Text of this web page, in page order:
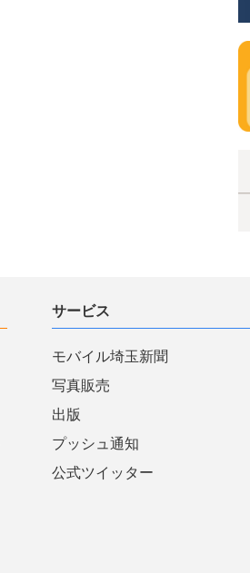
サービス
モバイル埼玉新聞
写真販売
出版
プッシュ通知
公式ツイッター